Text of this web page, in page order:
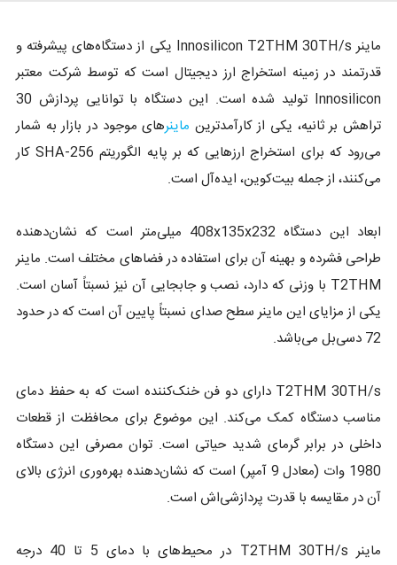
ماینر Innosilicon T2THM 30TH/s یکی از دستگاه‌های پیشرفته و
قدرتمند در زمینه استخراج ارز دیجیتال است که توسط شرکت معتبر
Innosilicon تولید شده است. این دستگاه با توانایی پردازش 30
تراهش بر ثانیه، یکی از کارآمدترین ماینرهای موجود در بازار به شمار
می‌رود که برای استخراج ارزهایی که بر پایه الگوریتم SHA-256 کار
می‌کنند، از جمله بیت‌کوین، ایده‌آل است.
ابعاد این دستگاه 408x135x232 میلی‌متر است که نشان‌دهنده
طراحی فشرده و بهینه آن برای استفاده در فضاهای مختلف است. ماینر
T2THM با وزنی که دارد، نصب و جابجایی آن نیز نسبتاً آسان است.
یکی از مزایای این ماینر سطح صدای نسبتاً پایین آن است که در حدود
72 دسی‌بل می‌باشد.
T2THM 30TH/s دارای دو فن خنک‌کننده است که به حفظ دمای
مناسب دستگاه کمک می‌کند. این موضوع برای محافظت از قطعات
داخلی در برابر گرمای شدید حیاتی است. توان مصرفی این دستگاه
1980 وات (معادل 9 آمپر) است که نشان‌دهنده بهره‌وری انرژی بالای
آن در مقایسه با قدرت پردازشی‌اش است.
ماینر T2THM 30TH/s در محیط‌های با دمای 5 تا 40 درجه